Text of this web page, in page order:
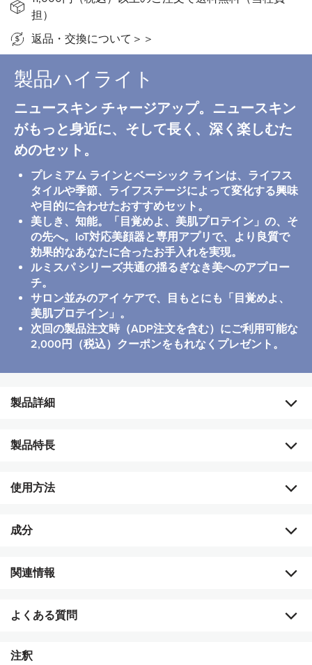
担）
返品・交換について＞＞
製品ハイライト
ニュースキン チャージアップ。ニュースキン
がもっと身近に、そして長く、深く楽しむた
めのセット。
プレミアム ラインとベーシック ラインは、ライフス
タイルや季節、ライフステージによって変化する興味
や目的に合わせたおすすめセット。
美しき、知能。「目覚めよ、美肌プロテイン」の、そ
の先へ。IoT対応美顔器と専用アプリで、より良質で
効果的なあなたに合ったお手入れを実現。
ルミスパ シリーズ共通の揺るぎなき美へのアプロー
チ。
サロン並みのアイ ケアで、目もとにも「目覚めよ、
美肌プロテイン」。
次回の製品注文時（ADP注文を含む）にご利用可能な
2,000円（税込）クーポンをもれなくプレゼント。
製品詳細
＜専用のトリートメント クレンザーについて＞
肌タイプ：敏感肌の方
内容量：75mL
有効期限：付与された月の翌月末まで
ageLOC® ルミスパ® iO スターター キット（デリケー
ト）
ageLOC® ルミスパ® アイディアル アイズ®
製品特長
プレミアム ラインとベーシック ラインは、ライフスタイ
・選べる特典が、すべての皆様をフレキシブルにサポート
「健康づくり」におすすめのミニ ナノ プラス、気になる
製品に自由に使える割引クーポンの中から、お好みの特典
美しき、知能。「目覚めよ、美肌プロテイン」の、その先
へ。IoT対応美顔器と専用アプリで、より良質で効果的な
・専用アプリ「Nu Skin Vera」と連動することで、正しい
使用方法
ステップ
専用のトリートメント クレンザーを使ってお手入れしま
成分
ageLOC® ルミスパ® トリートメント クレンザー（デ
水、セテアリルアルコール、グリセリン、PEG-8ジメチコン、コカミド
プラミド)プロピルベタイン、ビサボロール、カルノシン、コメエキ
ス、マンシュウアカマツ樹皮エキス、アラントイン、カラスムギ穀粒エ
関連情報
よくある質問
「2,000円クーポン」は、1セットに1つ付いてくるのですか？
注釈